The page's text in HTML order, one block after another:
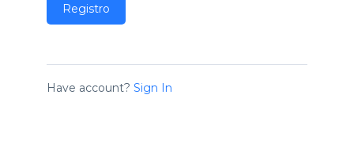
Registro
Have account? Sign In